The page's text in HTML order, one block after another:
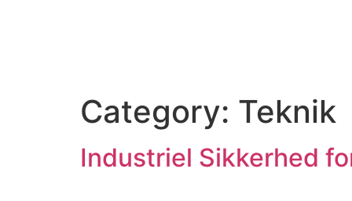
Category: Teknik
Industriel Sikkerhed